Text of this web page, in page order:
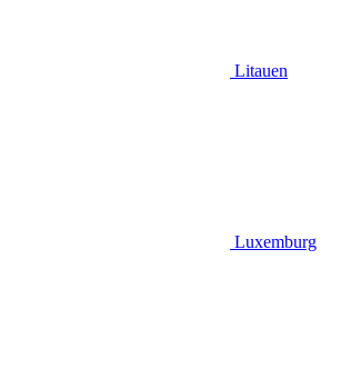
Litauen
Luxemburg